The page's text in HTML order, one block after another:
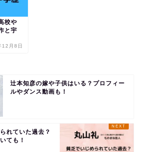
校や
と宇
月8日
辻本知彦の嫁や子供はいる？プロフィー
ルやダンス動画も！
れていた過去？
ても！